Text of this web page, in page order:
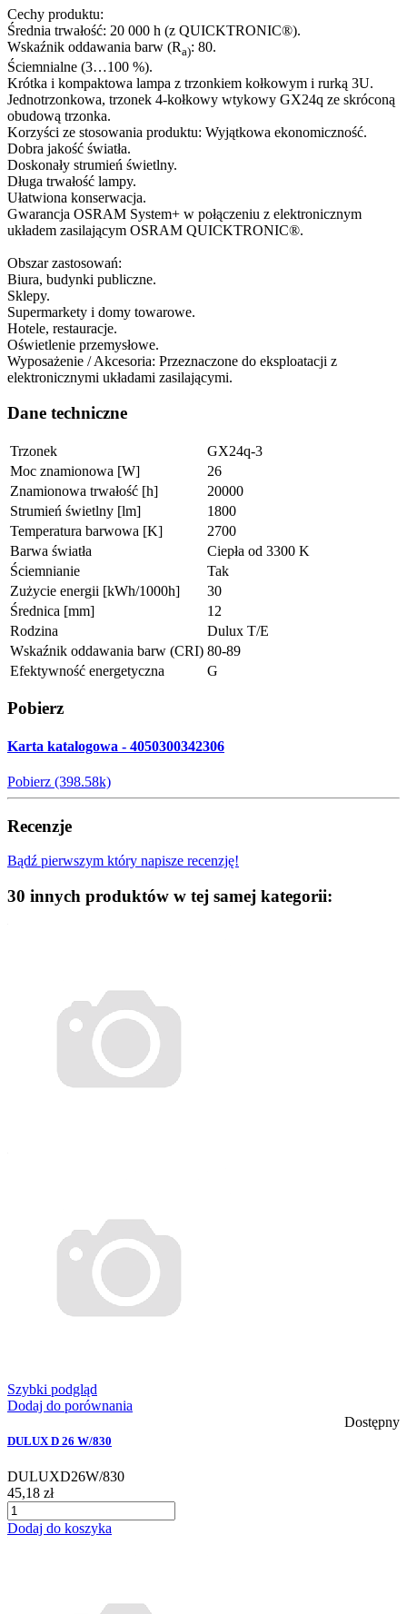
Cechy produktu:
Średnia trwałość: 20 000 h (z QUICKTRONIC®).
Wskaźnik oddawania barw (Ra): 80.
Ściemnialne (3…100 %).
Krótka i kompaktowa lampa z trzonkiem kołkowym i rurką 3U.
Jednotrzonkowa, trzonek 4-kołkowy wtykowy GX24q ze skróconą
obudową trzonka.
Korzyści ze stosowania produktu: Wyjątkowa ekonomiczność.
Dobra jakość światła.
Doskonały strumień świetlny.
Długa trwałość lampy.
Ułatwiona konserwacja.
Gwarancja OSRAM System+ w połączeniu z elektronicznym
układem zasilającym OSRAM QUICKTRONIC®.
Obszar zastosowań:
Biura, budynki publiczne.
Sklepy.
Supermarkety i domy towarowe.
Hotele, restauracje.
Oświetlenie przemysłowe.
Wyposażenie / Akcesoria: Przeznaczone do eksploatacji z
elektronicznymi układami zasilającymi.
Dane techniczne
Trzonek
GX24q-3
Moc znamionowa [W]
26
Znamionowa trwałość [h]
20000
Strumień świetlny [lm]
1800
Temperatura barwowa [K]
2700
Barwa światła
Ciepła od 3300 K
Ściemnianie
Tak
Zużycie energii [kWh/1000h]
30
Średnica [mm]
12
Rodzina
Dulux T/E
Wskaźnik oddawania barw (CRI) 80-89
Efektywność energetyczna
G
Pobierz
Karta katalogowa - 4050300342306
Pobierz (398.58k)
Recenzje
Bądź pierwszym który napisze recenzję!
30 innych produktów w tej samej kategorii:
Szybki podgląd
Dodaj do porównania
Dostępny
DULUX D 26 W/830
DULUXD26W/830
45,18 zł
Dodaj do koszyka